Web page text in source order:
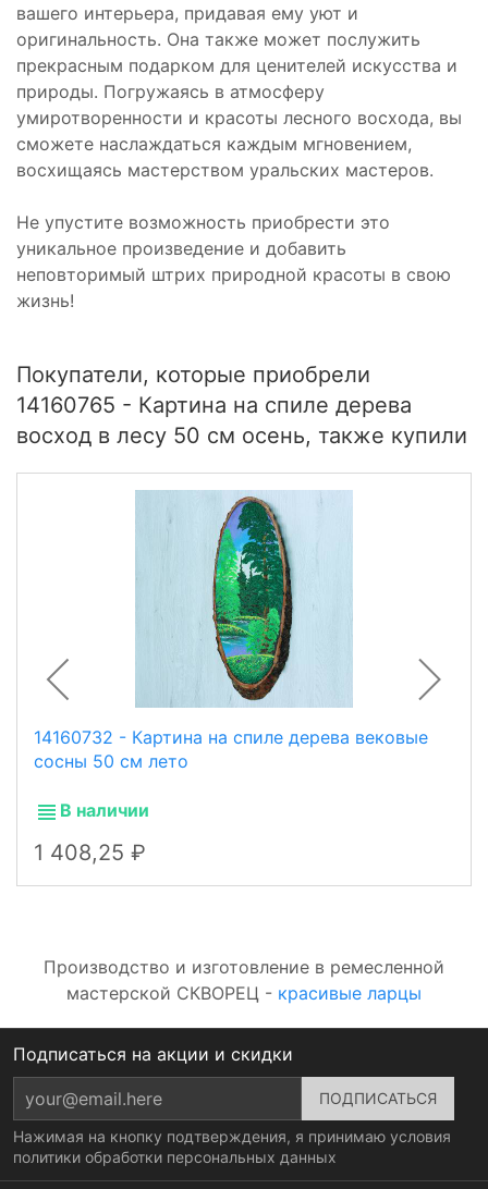
вашего интерьера, придавая ему уют и
оригинальность. Она также может послужить
прекрасным подарком для ценителей искусства и
природы. Погружаясь в атмосферу
умиротворенности и красоты лесного восхода, вы
сможете наслаждаться каждым мгновением,
восхищаясь мастерством уральских мастеров.
Не упустите возможность приобрести это
уникальное произведение и добавить
неповторимый штрих природной красоты в свою
жизнь!
Покупатели, которые приобрели
14160765 - Картина на спиле дерева
восход в лесу 50 см осень, также купили
14160732 - Картина на спиле дерева вековые
сосны 50 см лето
В наличии
1 408,25
Производство и изготовление в ремесленной
мастерской СКВОРЕЦ - красивые ларцы
Подписаться на акции и скидки
Нажимая на кнопку подтверждения, я принимаю условия
политики обработки персональных данных